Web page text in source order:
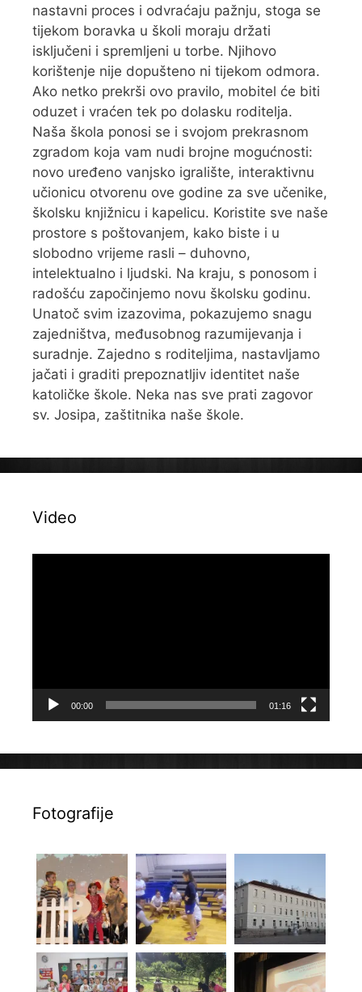
nastavni proces i odvraćaju pažnju, stoga se
tijekom boravka u školi moraju držati
isključeni i spremljeni u torbe. Njihovo
korištenje nije dopušteno ni tijekom odmora.
Ako netko prekrši ovo pravilo, mobitel će biti
oduzet i vraćen tek po dolasku roditelja.
Naša škola ponosi se i svojom prekrasnom
zgradom koja vam nudi brojne mogućnosti:
novo uređeno vanjsko igralište, interaktivnu
učionicu otvorenu ove godine za sve učenike,
školsku knjižnicu i kapelicu. Koristite sve naše
prostore s poštovanjem, kako biste i u
slobodno vrijeme rasli – duhovno,
intelektualno i ljudski. Na kraju, s ponosom i
radošću započinjemo novu školsku godinu.
Unatoč svim izazovima, pokazujemo snagu
zajedništva, međusobnog razumijevanja i
suradnje. Zajedno s roditeljima, nastavljamo
jačati i graditi prepoznatljiv identitet naše
katoličke škole. Neka nas sve prati zagovor
sv. Josipa, zaštitnika naše škole.
Video
00:00 01:16
Fotografije